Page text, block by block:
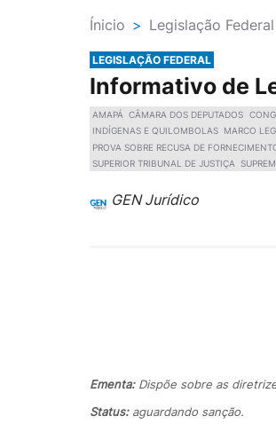
Ínicio > Legislação Federal
LEGISLAÇÃO FEDERAL
Informativo de
AMAPÁ CÂMARA DOS DEPUTADOS
INDÍGENAS E QUILOMBOLAS MARCO
PROVA SOBRE RECUSA DE
SUPERIOR TRIBUNAL DE JUSTIÇA
GEN Jurídico
Ementa:Dispõe sobre as
Status:aguardando sanção.